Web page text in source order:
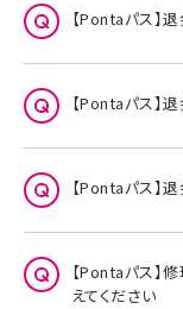
【Pontaパス】
【Pontaパス】
【Pontaパス】
【Pontaパス】
えてください